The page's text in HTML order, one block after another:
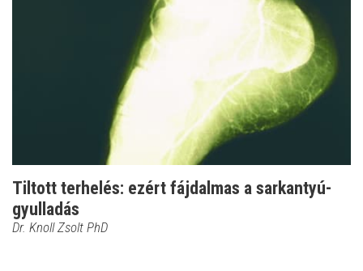
Tiltott terhelés: ezért fájdalmas a sarkantyú-
gyulladás
Dr. Knoll Zsolt PhD